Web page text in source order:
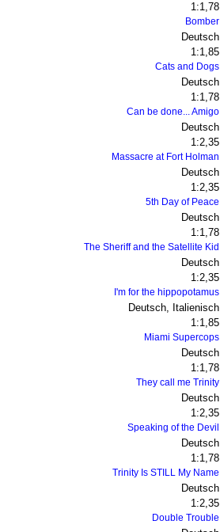
1:1,78
Bomber
Deutsch
1:1,85
Cats and Dogs
Deutsch
1:1,78
Can be done... Amigo
Deutsch
1:2,35
Massacre at Fort Holman
Deutsch
1:2,35
5th Day of Peace
Deutsch
1:1,78
The Sheriff and the Satellite Kid
Deutsch
1:2,35
I'm for the hippopotamus
Deutsch, Italienisch
1:1,85
Miami Supercops
Deutsch
1:1,78
They call me Trinity
Deutsch
1:2,35
Speaking of the Devil
Deutsch
1:1,78
Trinity Is STILL My Name
Deutsch
1:2,35
Double Trouble